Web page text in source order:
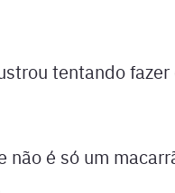
tentando
não é só um